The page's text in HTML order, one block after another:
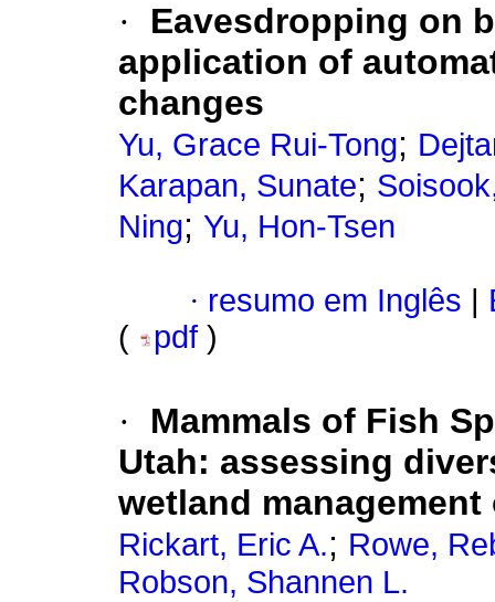
·
Eavesdropping on
application of
changes
Yu, Grace Rui-Tong;
Karapan, Sunate;
Ning; Yu, Hon-Tsen
· resumo em Inglês
(
pdf )
·
Mammals of Fish
Utah: assessing
wetland
Rickart, Eric A.; Rowe,
Robson, Shannen L.